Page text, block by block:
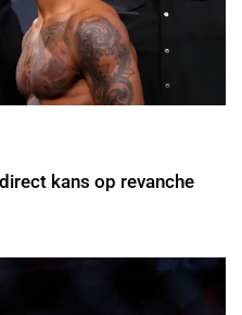
kans op revanche